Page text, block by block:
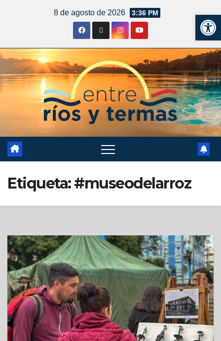
8 de agosto de 2026 3:36 PM
Etiqueta:#museodelarroz